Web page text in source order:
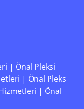
| Önal Pleksi
| Önal Pleksi
| Önal